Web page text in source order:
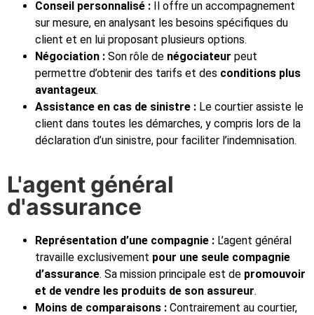
Conseil personnalisé : Il offre un accompagnement
sur mesure, en analysant les besoins spécifiques du
client et en lui proposant plusieurs options.
Négociation : Son rôle de négociateur peut
permettre d’obtenir des tarifs et des conditions plus
avantageux.
Assistance en cas de sinistre : Le courtier assiste le
client dans toutes les démarches, y compris lors de la
déclaration d’un sinistre, pour faciliter l’indemnisation.
L'agent général
d'assurance
Représentation d’une compagnie : L’agent général
travaille exclusivement pour une seule compagnie
d’assurance. Sa mission principale est de promouvoir
et de vendre les produits de son assureur.
Moins de comparaisons : Contrairement au courtier,